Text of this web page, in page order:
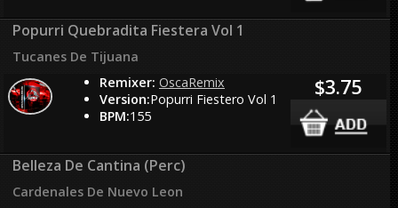
Popurri Quebradita Fiestera Vol 1
Tucanes De Tijuana
Remixer: OscaRemix
Version:Popurri Fiestero Vol 1
BPM:155
$3.75
Belleza De Cantina (Perc)
Cardenales De Nuevo Leon